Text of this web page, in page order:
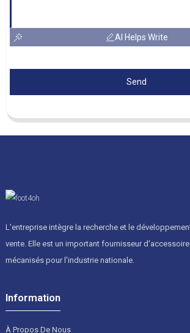
AI Helps Write
Send
L'entreprise intègre la recherche et le
vente. Elle est un important fournisseur
mécanisés pour l'industrie nationale.
Information
À Propos De Nous